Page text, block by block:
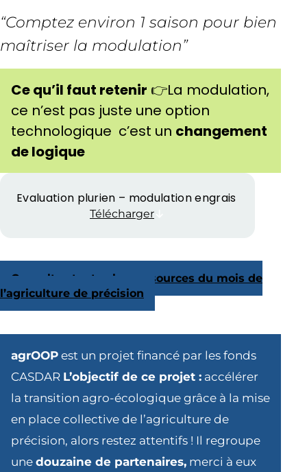
“Comptez environ 1 saison pour bien
maîtriser la modulation”
Ce qu’il faut retenir 👉La modulation,
ce n’est pas juste une option
technologique c’est un changement
de logique
Evaluation plurien – modulation engrais
Télécharger
Consultez toutes les ressources du mois de
l’agriculture de précision
agrOOP est un projet financé par les fonds
CASDAR L’objectif de ce projet : accélérer
la transition agro-écologique grâce à la mise
en place collective de l’agriculture de
précision, alors restez attentifs ! Il regroupe
une douzaine de partenaires, merci à eux